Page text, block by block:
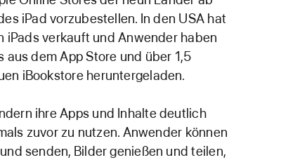
iPad vorzubestellen. In den USA hat
iPads verkauft und Anwender haben
dem App Store und über 1,5
iBookstore heruntergeladen.
ihre Apps und Inhalte deutlich
zuvor zu nutzen. Anwender können
senden, Bilder genießen und teilen,